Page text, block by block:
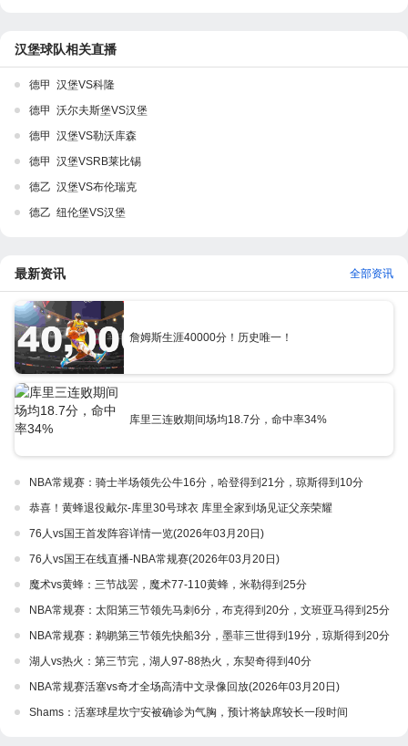
汉堡球队相关直播
德甲 汉堡VS科隆
德甲 沃尔夫斯堡VS汉堡
德甲 汉堡VS勒沃库森
德甲 汉堡VSRB莱比锡
德乙 汉堡VS布伦瑞克
德乙 纽伦堡VS汉堡
最新资讯 全部资讯
詹姆斯生涯40000分！历史唯一！
库里三连败期间场均18.7分，命中率34%
NBA常规赛：骑士半场领先公牛16分，哈登得到21分，琼斯得到10分
恭喜！黄蜂退役戴尔-库里30号球衣 库里全家到场见证父亲荣耀
76人vs国王首发阵容详情一览(2026年03月20日)
76人vs国王在线直播-NBA常规赛(2026年03月20日)
魔术vs黄蜂：三节战罢，魔术77-110黄蜂，米勒得到25分
NBA常规赛：太阳第三节领先马刺6分，布克得到20分，文班亚马得到25分
NBA常规赛：鹈鹕第三节领先快船3分，墨菲三世得到19分，琼斯得到20分
湖人vs热火：第三节完，湖人97-88热火，东契奇得到40分
NBA常规赛活塞vs奇才全场高清中文录像回放(2026年03月20日)
Shams：活塞球星坎宁安被确诊为气胸，预计将缺席较长一段时间